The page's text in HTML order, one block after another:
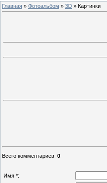
Главная » Фотоальбом » 3D » Картинки
Всего комментариев: 0
Имя *: